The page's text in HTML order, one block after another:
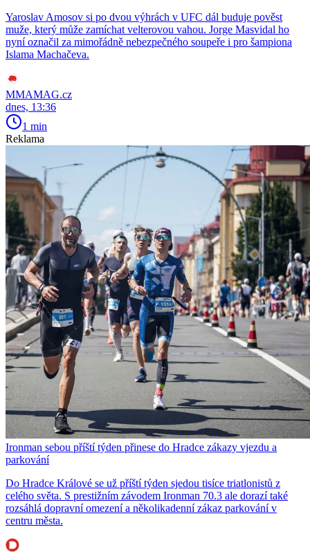
Yaroslav Amosov si po dvou výhrách v UFC dál buduje pověst
muže, který může zamíchat velterovou vahou. Jorge Masvidal ho
nyní označil za mimořádně nebezpečného soupeře i pro šampiona
Islama Machačeva.
MMAMAG.cz
dnes, 13:36
1 min
Reklama
Ironman sebou příští týden přinese do Hradce zákazy vjezdu a
parkování
Do Hradce Králové se už příští týden sjedou tisíce triatlonistů z
celého světa. S prestižním závodem Ironman 70.3 ale dorazí také
rozsáhlá dopravní omezení a několikadenní zákaz parkování v
centru města.